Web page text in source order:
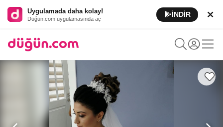
Uygulamada daha kolay!
Düğün.com uygulamasında aç
İNDİR